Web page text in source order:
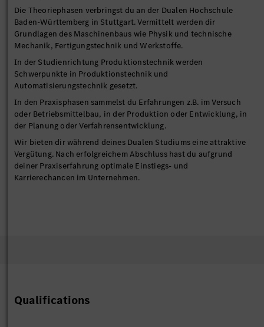
Die Theoriephasen verbringst du an der Dualen Hochschule
Baden-Württemberg in Stuttgart. Vermittelt werden dir
Grundlagen des Maschinenbaus wie Physik und technische
Mechanik, Fertigungstechnik und Werkstoffe.
In der Studienrichtung Produktionstechnik werden
Schwerpunkte in Produktionstechnik und
Automatisierungstechnik gesetzt.
In den Praxisphasen sammelst du Erfahrungen z.B. im Versuch
oder Betriebsmittelbau, in der Produktion oder Entwicklung, in
der Planung oder Verfahrensentwicklung.
Wir bieten dir während deines Dualen Studiums eine attraktive
Vergütung. Nach erfolgreichem Abschluss hast du aufgrund
deiner Praxiserfahrung optimale Einstiegs- und
Karrierechancen im Unternehmen.
Qualifications